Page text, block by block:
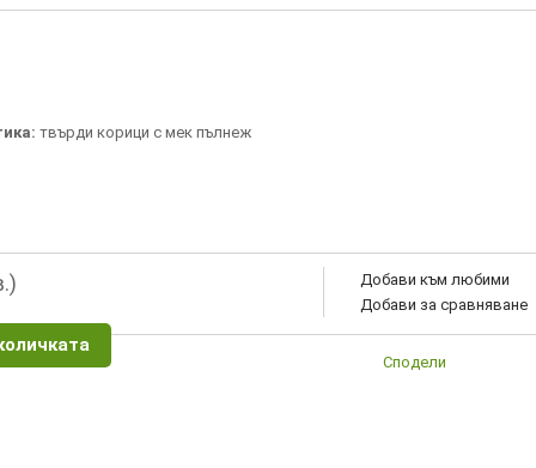
твърди корици с мек пълнеж
Добави към любими
Добави за сравняване
Сподели